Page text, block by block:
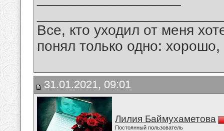
Все, кто уходил от меня
понял только одно:
31.01.2021, 09:01
Лилия Баймухаметова
Постоянный пользователь